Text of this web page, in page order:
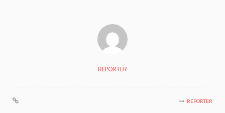
REPORTER
REPORTER